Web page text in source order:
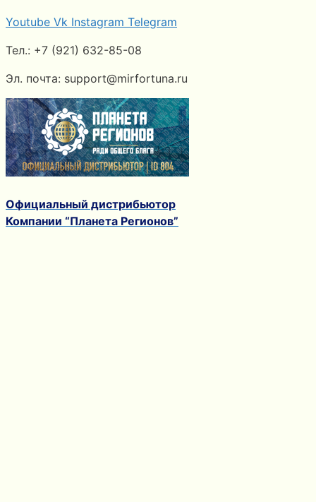
Youtube Vk Instagram Telegram
Тел.: +7 (921) 632-85-08
Эл. почта: support@mirfortuna.ru
Официальный дистрибьютор
Компании “Планета Регионов”